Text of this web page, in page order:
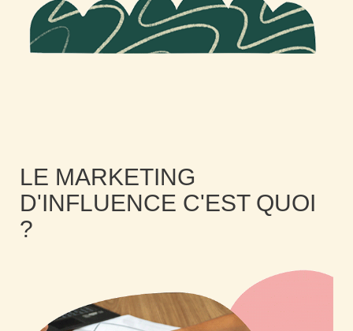
LE MARKETING
D'INFLUENCE C'EST QUOI
?